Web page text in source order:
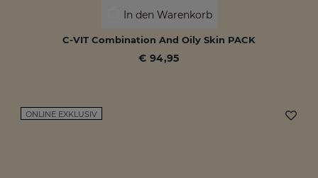
In den Warenkorb
C-VIT Combination And Oily Skin PACK
€ 94,95
ONLINE EXKLUSIV